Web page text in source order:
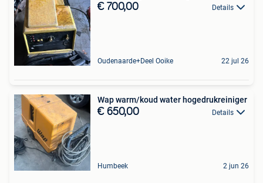
€ 700,00 Details
Oudenaarde+Deel Ooike 22 jul 26
Wap warm/koud water hogedrukreiniger
€ 650,00 Details
Humbeek 2 jun 26